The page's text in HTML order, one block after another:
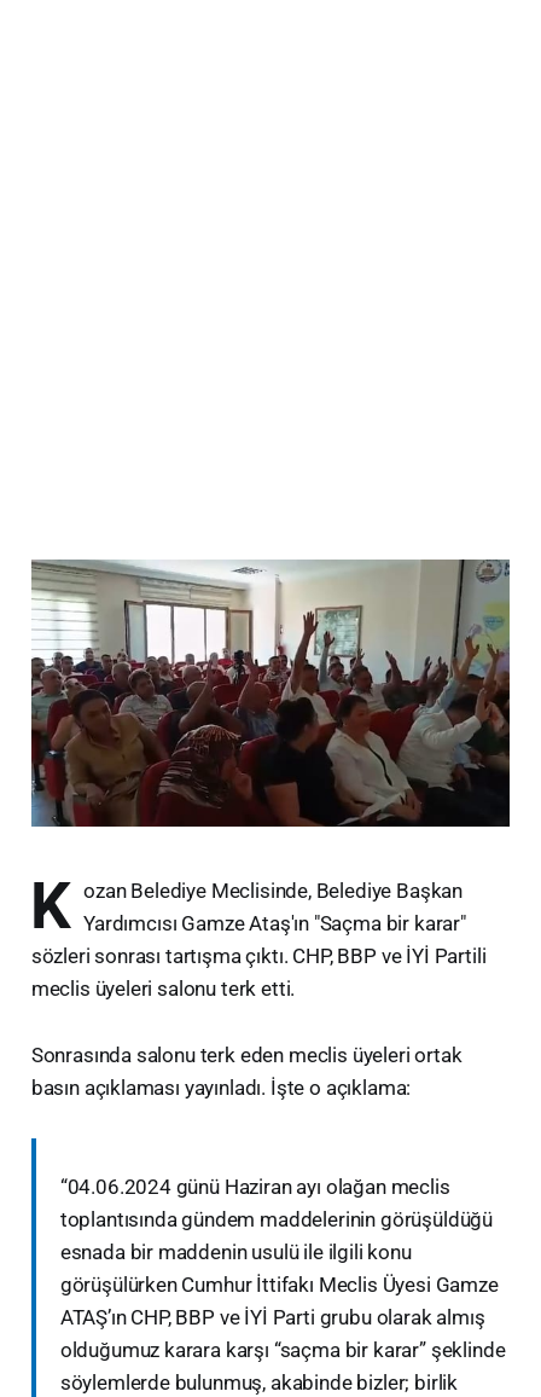
K ozan Belediye Meclisinde, Belediye Başkan
Yardımcısı Gamze Ataş'ın "Saçma bir karar"
sözleri sonrası tartışma çıktı. CHP, BBP ve İYİ Partili
meclis üyeleri salonu terk etti.
Sonrasında salonu terk eden meclis üyeleri ortak
basın açıklaması yayınladı. İşte o açıklama:
“04.06.2024 günü Haziran ayı olağan meclis
toplantısında gündem maddelerinin görüşüldüğü
esnada bir maddenin usulü ile ilgili konu
görüşülürken Cumhur İttifakı Meclis Üyesi Gamze
ATAŞ’ın CHP, BBP ve İYİ Parti grubu olarak almış
olduğumuz karara karşı “saçma bir karar” şeklinde
söylemlerde bulunmuş, akabinde bizler; birlik